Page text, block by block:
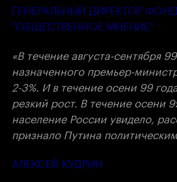
ГЕНЕРАЛЬНЫЙ ДИРЕКТОР
"ОБЩЕСТВЕННОЕ МНЕНИЕ"
«В течение августа-сентября
назначенного премьер-
2-3%. И в течение осени 99
резкий рост. В течение осени
население России увидело,
признало Путина
АЛЕКСЕЙ КУДРИН